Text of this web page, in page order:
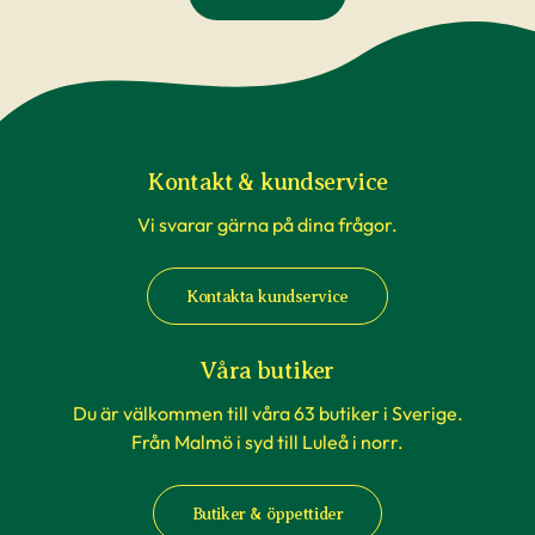
påverkade av temperaturförändringar under
transport är inte underlag för reklamation. Om
du beställer till en av våra butiker, sköts detta av
rådande väderförhållanden.
När du köper häckväxter - före
plantering
Att förbereda grävningen är att rekommendera,
men tänk på att inte boka markanläggare,
hyrsläp eller andra tjänster kopplat till själva
planteringen innan du vet säkert att
häckplantorna är på plats hemma. Våra
leveranstider kan komma att ändras när du
exempelvis förbokat häckplantor långt i förväg.
Kontakt & kundservice
Vi svarar gärna på dina frågor.
Kontakta kundservice
Våra butiker
Du är välkommen till våra 63 butiker i Sverige.
Från Malmö i syd till Luleå i norr.
Butiker & öppettider